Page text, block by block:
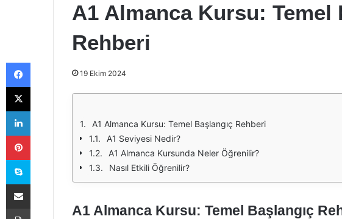
A1 Almanca Kursu: Temel
Rehberi
19 Ekim 2024
A1 Almanca Kursu: Temel Başlangıç Rehberi
A1 Seviyesi Nedir?
A1 Almanca Kursunda Neler Öğrenilir?
Nasıl Etkili Öğrenilir?
A1 Almanca Kursu: Temel Başlangıç
Facebook
X
LinkedIn
Pinterest
Skype
E-Posta ile paylaş